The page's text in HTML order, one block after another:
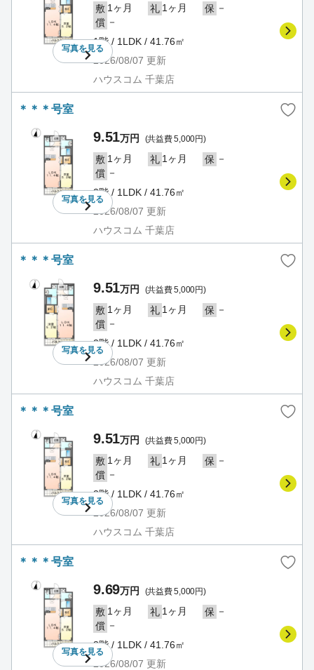
写真を見る
敷 1ヶ月 礼 1ヶ月 保 －
償 －
1階 / 1LDK / 41.76㎡
2026/08/07 更新
ハウスコム 千葉店
＊＊＊号室
写真を見る
9.51万円 (共益費 5,000円)
敷 1ヶ月 礼 1ヶ月 保 －
償 －
2階 / 1LDK / 41.76㎡
2026/08/07 更新
ハウスコム 千葉店
＊＊＊号室
写真を見る
9.51万円 (共益費 5,000円)
敷 1ヶ月 礼 1ヶ月 保 －
償 －
2階 / 1LDK / 41.76㎡
2026/08/07 更新
ハウスコム 千葉店
＊＊＊号室
写真を見る
9.51万円 (共益費 5,000円)
敷 1ヶ月 礼 1ヶ月 保 －
償 －
2階 / 1LDK / 41.76㎡
2026/08/07 更新
ハウスコム 千葉店
＊＊＊号室
写真を見る
9.69万円 (共益費 5,000円)
敷 1ヶ月 礼 1ヶ月 保 －
償 －
3階 / 1LDK / 41.76㎡
2026/08/07 更新